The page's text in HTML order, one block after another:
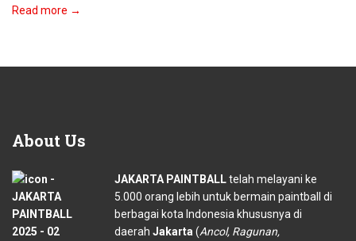
Read more →
About Us
JAKARTA PAINTBALLtelah melayani ke
5.000 orang lebih untuk bermain paintball di
berbagai kota Indonesia khususnya di
daerah Jakarta (Ancol, Ragunan,